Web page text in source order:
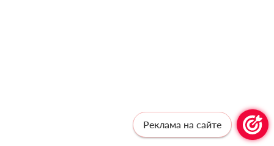
Реклама на сайте